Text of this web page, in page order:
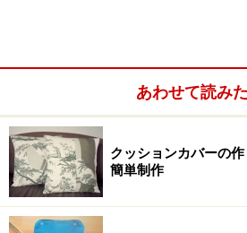
布は洗いやすい物がおすすめ
・布
・針と糸
・細めのリボンまたはひも
・はさみ、定規、チャコペン など
あわせて読み
クッションカバーの
簡単制作